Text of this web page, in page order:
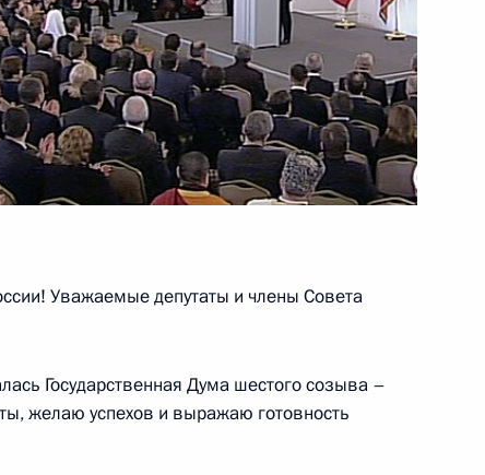
3 :
Уважаемые депутаты и члены Совета
Государственная Дума шестого созыва –
желаю успехов и выражаю готовность